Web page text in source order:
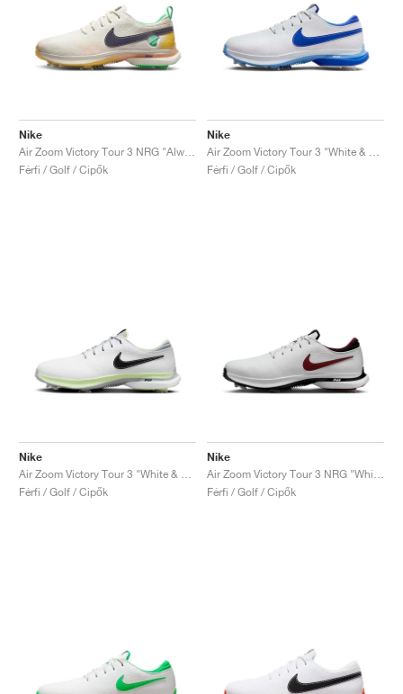
Nike
Férfi / Golf / Cipők
Nike
Férfi / Golf / Cipők
Nike
Férfi / Golf / Cipők
Nike
Férfi / Golf / Cipők